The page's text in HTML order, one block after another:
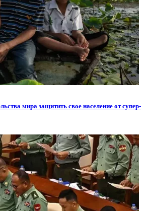
мира защитить свое население от супер-